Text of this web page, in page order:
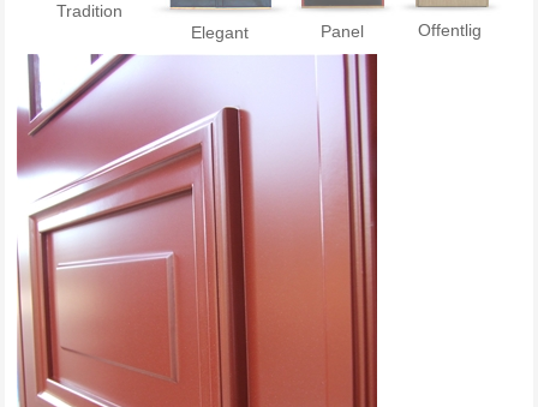
Tradition
Elegant
Panel Offentlig